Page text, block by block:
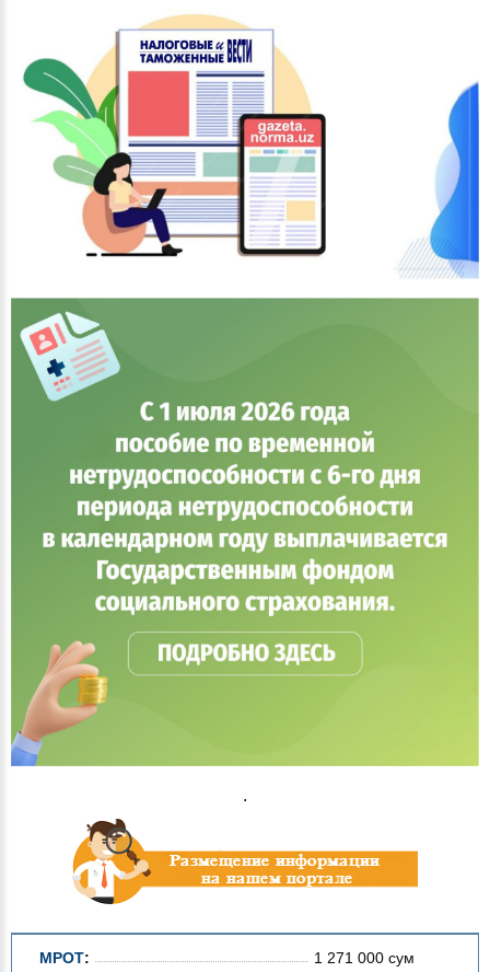
.
МРОТ: 1 271 000 сум